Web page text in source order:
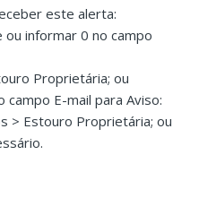
este alerta:
informar 0 no campo
Proprietária; ou
E-mail para Aviso:
> Estouro Proprietária; ou